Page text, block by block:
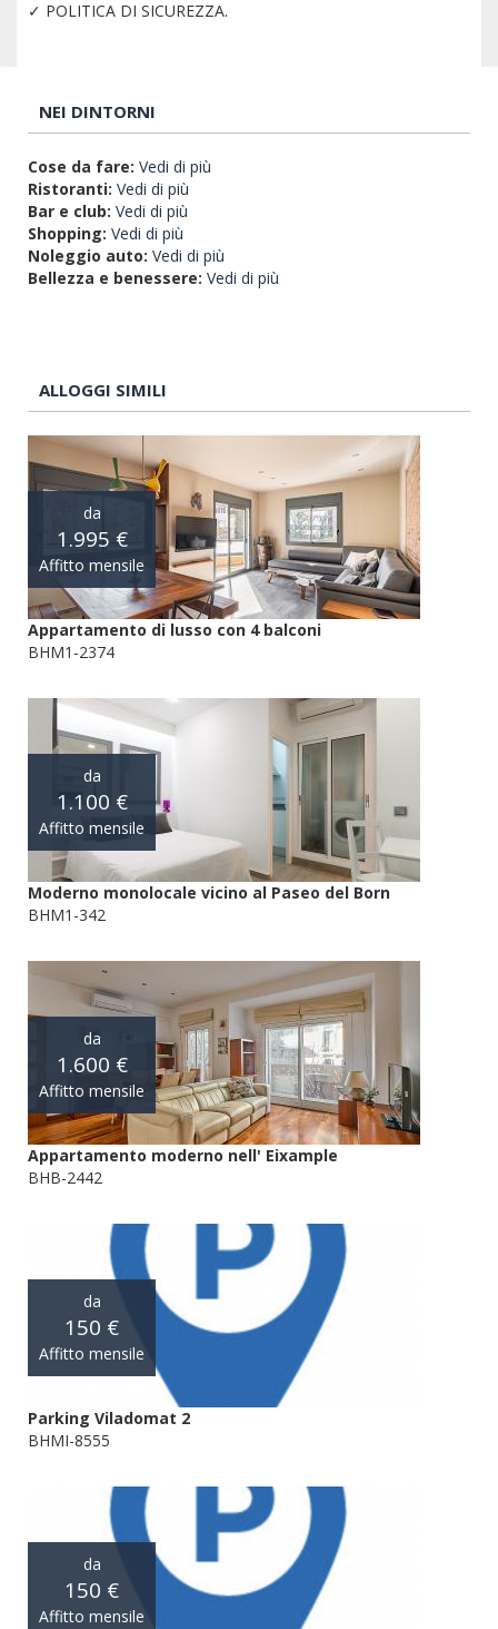
✓ POLITICA DI SICUREZZA.
NEI DINTORNI
Cose da fare: Vedi di più
Ristoranti: Vedi di più
Bar e club: Vedi di più
Shopping: Vedi di più
Noleggio auto: Vedi di più
Bellezza e benessere: Vedi di più
ALLOGGI SIMILI
da
1.995 €
Affitto mensile
Appartamento di lusso con 4 balconi
BHM1-2374
da
1.100 €
Affitto mensile
Moderno monolocale vicino al Paseo del Born
BHM1-342
da
1.600 €
Affitto mensile
Appartamento moderno nell' Eixample
BHB-2442
da
150 €
Affitto mensile
Parking Viladomat 2
BHMI-8555
da
150 €
Affitto mensile